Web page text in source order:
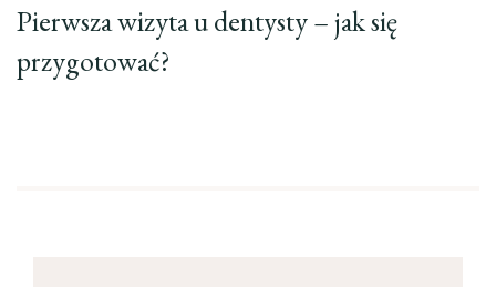
Pierwsza wizyta u dentysty – jak się
przygotować?